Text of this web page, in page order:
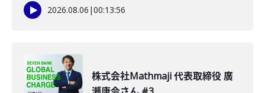
2026.08.06 |00:13:56
株式会社Mathmaji 代表取締役 廣